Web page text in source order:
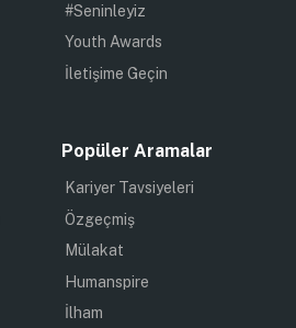
#Seninleyiz
Youth Awards
İletişime Geçin
Popüler Aramalar
Kariyer Tavsiyeleri
Özgeçmiş
Mülakat
Humanspire
İlham